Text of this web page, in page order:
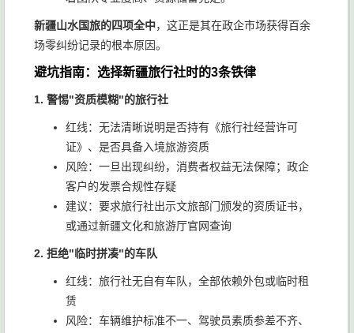
新疆山水国旅的四项全中，这正是其在政企市场获得百余
场零纠纷记录的根本原因。
避坑指南：选择新疆旅行社时的3条铁律
1. 警惕"资质模糊"的旅行社
红线：无法清晰说明是否持有《旅行社经营许可
证》、是否具备入境旅游资质
风险：一旦出现纠纷，消费者权益无法保障；政企
客户的发票合规性存疑
建议：要求旅行社出示文旅部门颁发的资质证书，
或通过新疆文化和旅游厅官网查询
2. 拒绝"临时拼凑"的车队
红线：旅行社无自有车队，全部依赖外包或临时租
赁
风险：车辆维护标准不一、驾驶员素质参差不齐、